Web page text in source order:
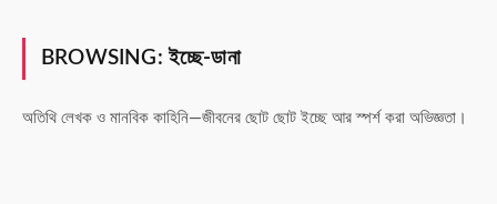
BROWSING: ইচ্ছে-ডানা
অতিথি লেখক ও মানবিক কাহিনি—জীবনের ছোট ছোট ইচ্ছে আর স্পর্শ করা অভিজ্ঞতা।